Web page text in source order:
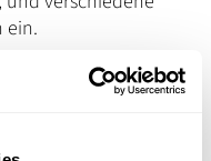
ein.
Staunen
Hier haben Groß